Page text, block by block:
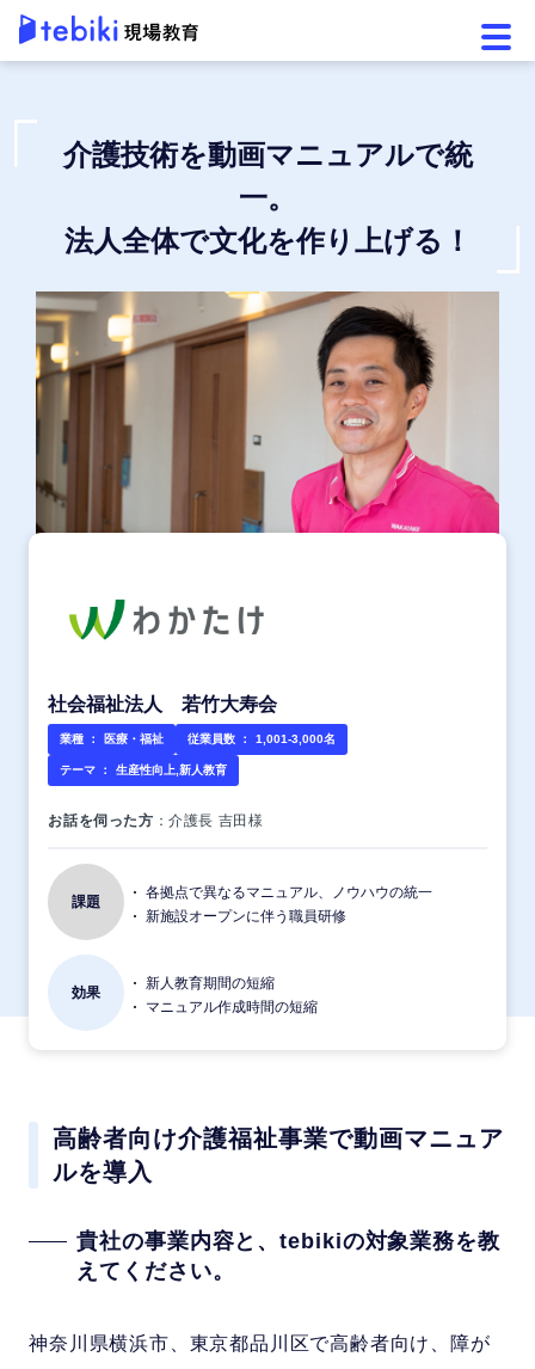
介護技術を動画マニュアルで統
一。
法人全体で文化を作り上げる！
社会福祉法人 若竹大寿会
業種 ： 医療・福祉 従業員数 ： 1,001-3,000名
テーマ ： 生産性向上,新人教育
お話を伺った方 ：介護長 吉田様
課題
各拠点で異なるマニュアル、ノウハウの統一
新施設オープンに伴う職員研修
効果
新人教育期間の短縮
マニュアル作成時間の短縮
高齢者向け介護福祉事業で動画マニュア
ルを導入
貴社の事業内容と、tebikiの対象業務を教
えてください。
神奈川県横浜市、東京都品川区で高齢者向け、障が